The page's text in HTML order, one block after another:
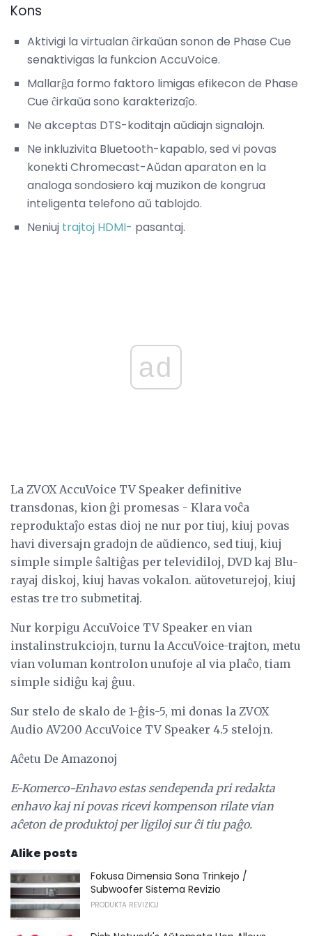
Kons
Aktivigi la virtualan ĉirkaŭan sonon de Phase Cue
senaktivigas la funkcion AccuVoice.
Mallarĝa formo faktoro limigas efikecon de Phase
Cue ĉirkaŭa sono karakterizaĵo.
Ne akceptas DTS-koditajn aŭdiajn signalojn.
Ne inkluzivita Bluetooth-kapablo, sed vi povas
konekti Chromecast-Aŭdan aparaton en la
analoga sondosiero kaj muzikon de kongrua
inteligenta telefono aŭ tablojdo.
Neniuj trajtoj HDMI- pasantaj.
ad
La ZVOX AccuVoice TV Speaker definitive
transdonas, kion ĝi promesas - Klara voĉa
reproduktaĵo estas dioj ne nur por tiuj, kiuj povas
havi diversajn gradojn de aŭdienco, sed tiuj, kiuj
simple simple ŝaltiĝas per televidiloj, DVD kaj Blu-
rayaj diskoj, kiuj havas vokalon. aŭtoveturejoj, kiuj
estas tre tro submetitaj.
Nur korpigu AccuVoice TV Speaker en vian
instalinstrukciojn, turnu la AccuVoice-trajton, metu
vian voluman kontrolon unufoje al via plaĉo, tiam
simple sidiĝu kaj ĝuu.
Sur stelo de skalo de 1-ĝis-5, mi donas la ZVOX
Audio AV200 AccuVoice TV Speaker 4.5 stelojn.
Aĉetu De Amazonoj
E-Komerco-Enhavo estas sendependa pri redakta
enhavo kaj ni povas ricevi kompenson rilate vian
aĉeton de produktoj per ligiloj sur ĉi tiu paĝo.
Alike posts
Fokusa Dimensia Sona Trinkejo /
Subwoofer Sistema Revizio
PRODUKTA REVIZIOJ